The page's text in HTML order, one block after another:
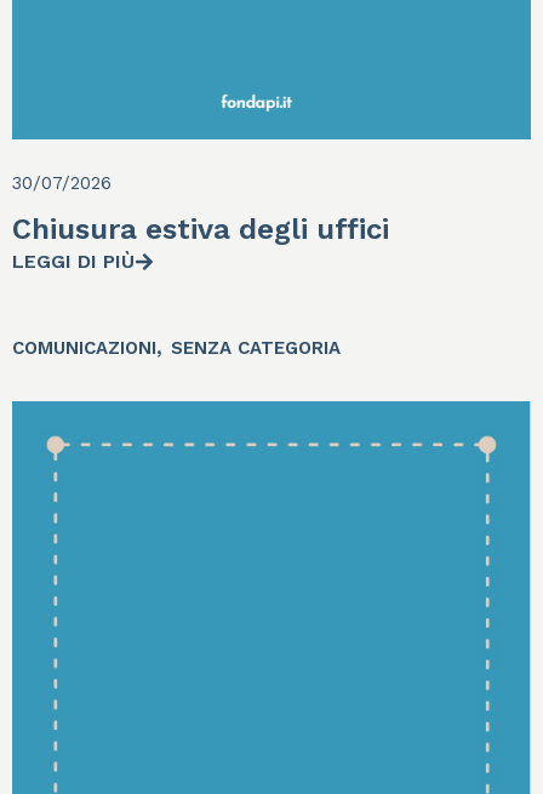
30/07/2026
Chiusura estiva degli uffici
LEGGI DI PIÙ
COMUNICAZIONI, SENZA CATEGORIA